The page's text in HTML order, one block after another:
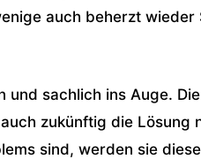
auch beherzt wieder
und sachlich ins Auge.
zukünftig die Lösung
sind, werden sie